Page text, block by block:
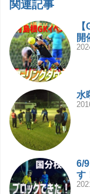
関連記事
開
水
6/
す